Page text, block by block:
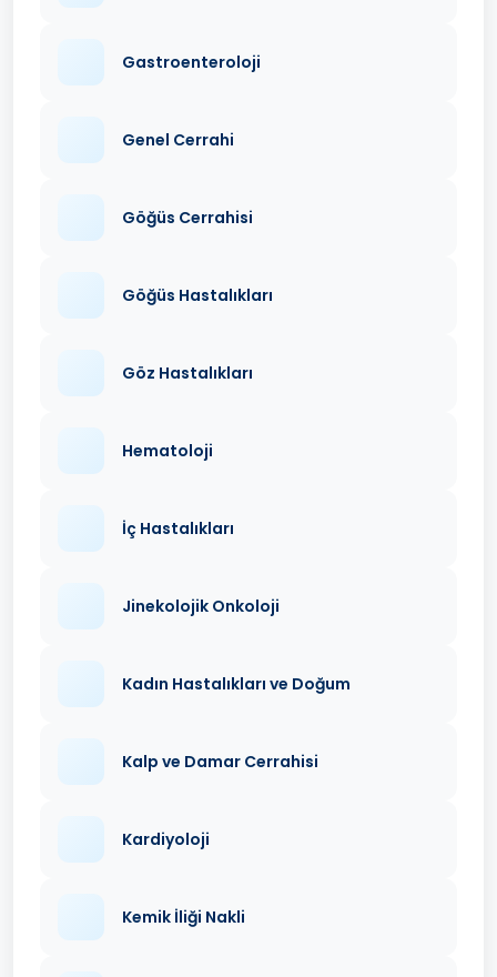
Gastroenteroloji
Genel Cerrahi
Göğüs Cerrahisi
Göğüs Hastalıkları
Göz Hastalıkları
Hematoloji
İç Hastalıkları
Jinekolojik Onkoloji
Kadın Hastalıkları ve Doğum
Kalp ve Damar Cerrahisi
Kardiyoloji
Kemik İliği Nakli